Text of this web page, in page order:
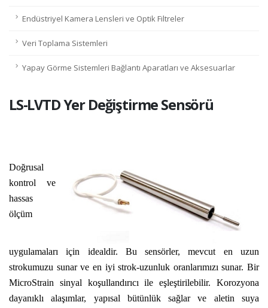
Endüstriyel Kamera Lensleri ve Optik Filtreler
Veri Toplama Sistemleri
Yapay Görme Sistemleri Bağlantı Aparatları ve Aksesuarlar
LS-LVTD Yer Değiştirme Sensörü
Doğrusal
kontrol ve
hassas
ölçüm
uygulamaları için idealdir. Bu sensörler, mevcut en uzun
strokumuzu sunar ve en iyi strok-uzunluk oranlarımızı sunar. Bir
MicroStrain sinyal koşullandırıcı ile eşleştirilebilir. Korozyona
dayanıklı alaşımlar, yapısal bütünlük sağlar ve aletin suya